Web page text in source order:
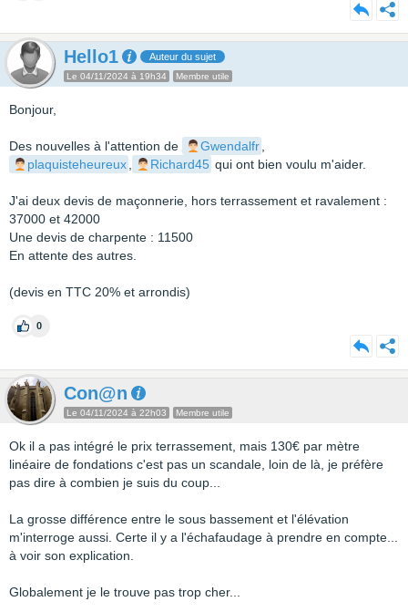
Hello1 Auteur du sujet
Le 04/11/2024 à 19h34 Membre utile
Bonjour,
Des nouvelles à l'attention de Gwendalfr
plaquisteheureux
Richard45 qui ont bien voulu m'aider.
J'ai deux devis de maçonnerie, hors terrassement et ravalement :
37000 et 42000
Une devis de charpente : 11500
En attente des autres.
(devis en TTC 20% et arrondis)
0
Con@n
Le 04/11/2024 à 22h03 Membre utile
Ok il a pas intégré le prix terrassement, mais 130€ par mètre
linéaire de fondations c'est pas un scandale, loin de là, je préfère
pas dire à combien je suis du coup...
La grosse différence entre le sous bassement et l'élévation
m'interroge aussi. Certe il y a l'échafaudage à prendre en compte...
à voir son explication.
Globalement je le trouve pas trop cher...